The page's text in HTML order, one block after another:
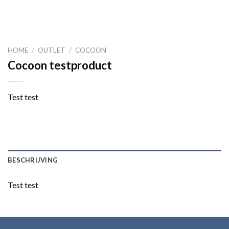
HOME / OUTLET / COCOON
Cocoon testproduct
Test test
BESCHRIJVING
Test test